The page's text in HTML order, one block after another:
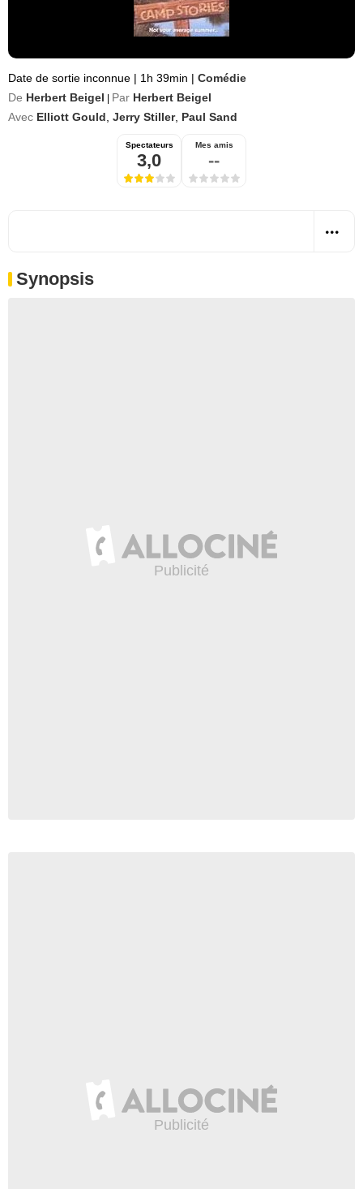
Date de sortie inconnue | 1h 39min | Comédie
De Herbert Beigel Par Herbert Beigel
Avec Elliott Gould Jerry Stiller, Paul Sand
Spectateurs
3,0
Mes amis
--
Synopsis